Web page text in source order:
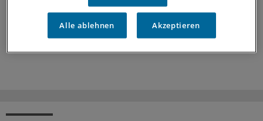
Alle ablehnen Akzeptieren